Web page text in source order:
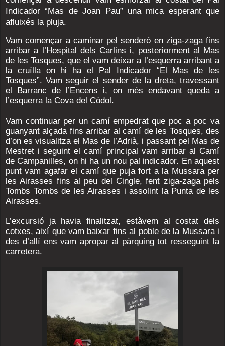
Indicador “Mas de Joan Pau” una mica esperant que
afluixés la pluja.
Vam començar a caminar pel senderó en ziga-zaga fins
arribar a l’Hospital dels Carlins i, posteriorment al Mas
de les Tosques, que el vam deixar a l’esquerra arribant a
la cruïlla on hi ha el Pal Indicador “El Mas de les
Tosques”. Vam seguir el sender de la dreta, travessant
el Barranc de l’Encens i, on més endavant queda a
l’esquerra la Cova del Còdol.
Vam continuar per un camí empedrat que poc a poc va
guanyant alçada fins arribar al camí de les Tosques, des
d’on es visualitza el Mas de l’Adrià, i passant pel Mas de
Mestret i seguint el camí principal vam arribar al Camí
de Campanilles, on hi ha un nou pal indicador. En aquest
punt vam agafar el camí que puja fort a la Mussara per
les Airasses fins al peu del Cingle, fent ziga-zaga pels
Tombs Tombs de les Airasses i assolint la Punta de les
Airasses.
L’excursió ja havia finalitzat, estàvem al costat dels
cotxes, així que vam baixar fins al poble de la Mussara i
des d’allí ens vam apropar al pàrquing tot resseguint la
carretera.